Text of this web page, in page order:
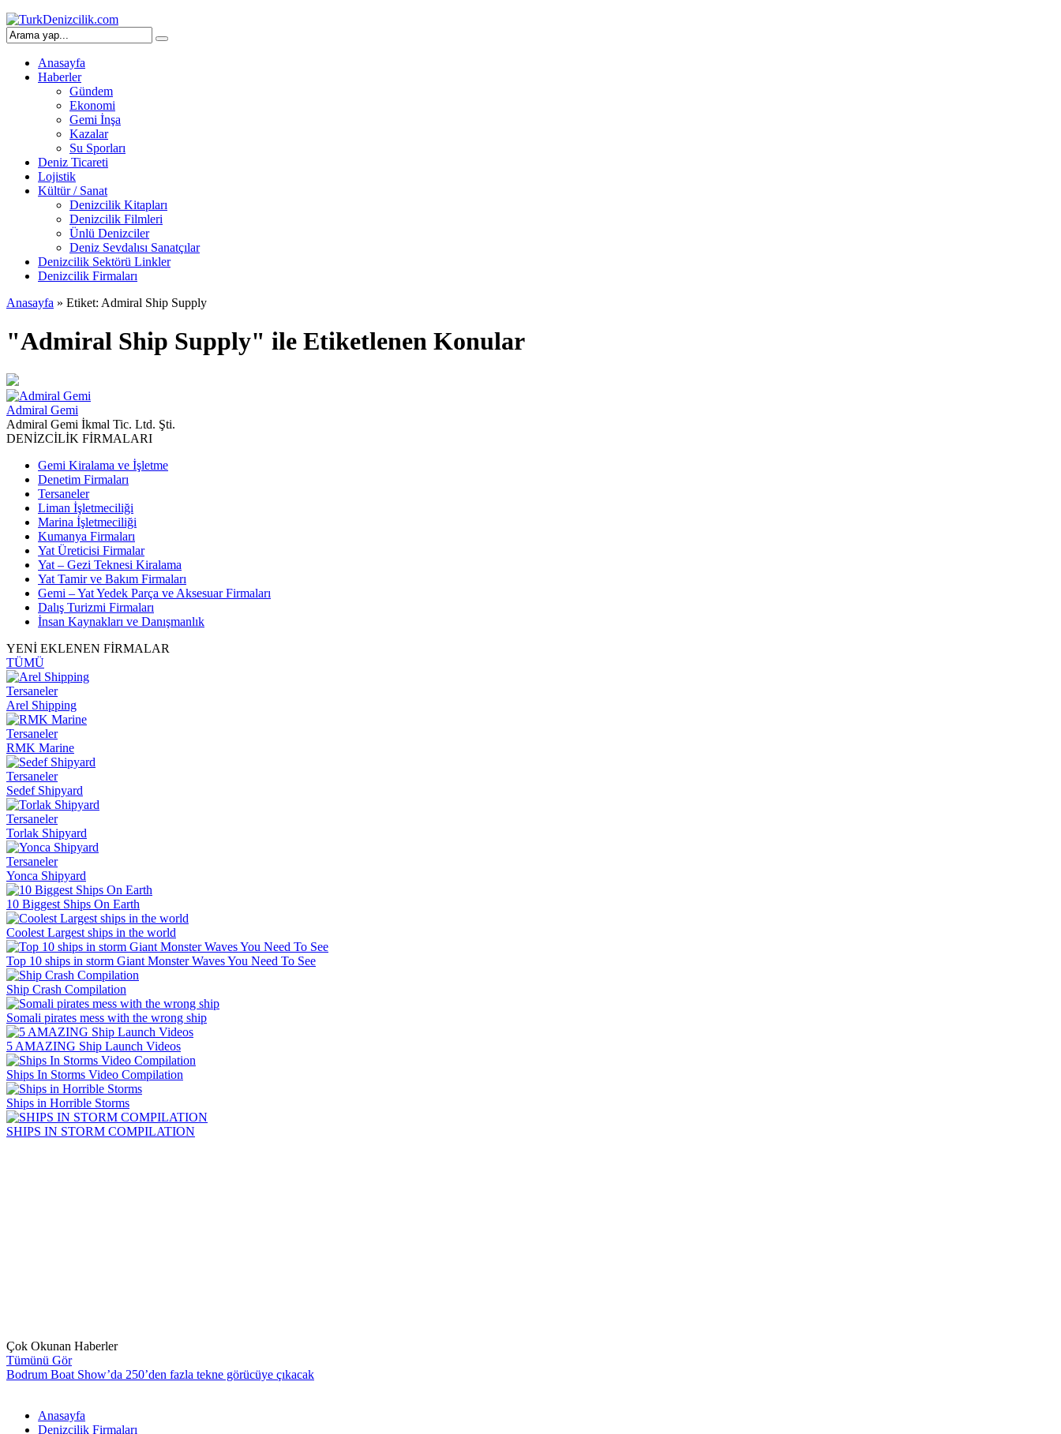
Anasayfa
Haberler
Gündem
Ekonomi
Gemi İnşa
Kazalar
Su Sporları
Deniz Ticareti
Lojistik
Kültür / Sanat
Denizcilik Kitapları
Denizcilik Filmleri
Ünlü Denizciler
Deniz Sevdalısı Sanatçılar
Denizcilik Sektörü Linkler
Denizcilik Firmaları
Anasayfa » Etiket: Admiral Ship Supply
"Admiral Ship Supply" ile Etiketlenen Konular
Admiral Gemi
Admiral Gemi İkmal Tic. Ltd. Şti.
DENİZCİLİK FİRMALARI
Gemi Kiralama ve İşletme
Denetim Firmaları
Tersaneler
Liman İşletmeciliği
Marina İşletmeciliği
Kumanya Firmaları
Yat Üreticisi Firmalar
Yat – Gezi Teknesi Kiralama
Yat Tamir ve Bakım Firmaları
Gemi – Yat Yedek Parça ve Aksesuar Firmaları
Dalış Turizmi Firmaları
İnsan Kaynakları ve Danışmanlık
YENİ EKLENEN FİRMALAR
TÜMÜ
Tersaneler
Arel Shipping
Tersaneler
RMK Marine
Tersaneler
Sedef Shipyard
Tersaneler
Torlak Shipyard
Tersaneler
Yonca Shipyard
10 Biggest Ships On Earth
Coolest Largest ships in the world
Top 10 ships in storm Giant Monster Waves You Need To See
Ship Crash Compilation
Somali pirates mess with the wrong ship
5 AMAZING Ship Launch Videos
Ships In Storms Video Compilation
Ships in Horrible Storms
SHIPS IN STORM COMPILATION
Çok Okunan Haberler
Tümünü Gör
Bodrum Boat Show’da 250’den fazla tekne görücüye çıkacak
Anasayfa
Denizcilik Firmaları